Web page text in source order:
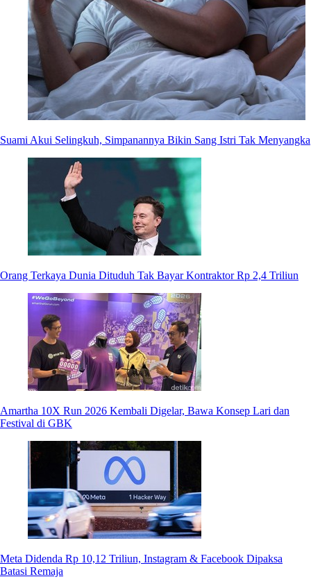
Suami Akui Selingkuh, Simpanannya Bikin Sang Istri Tak Menyangka
Orang Terkaya Dunia Dituduh Tak Bayar Kontraktor Rp 2,4 Triliun
Amartha 10X Run 2026 Kembali Digelar, Bawa Konsep Lari dan
Festival di GBK
Meta Didenda Rp 10,12 Triliun, Instagram & Facebook Dipaksa
Batasi Remaja